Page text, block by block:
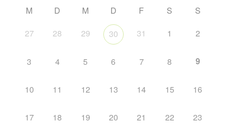
M D M D F S
S
27
28 29 30 31 1 2
3 4 5 6 7 8 9
10 11 12 13 14 15 16
17 18 19 20 21 22 23